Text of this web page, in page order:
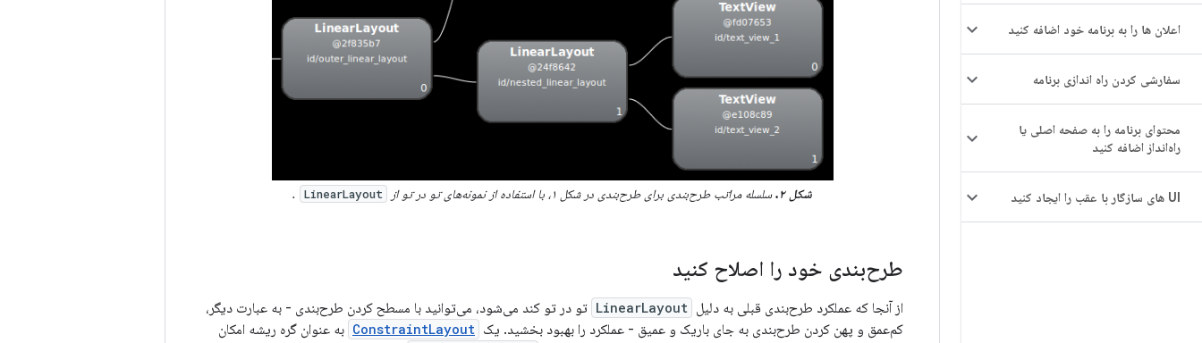
اعلان ها را به برنامه خود اضافه کنید
سفارشی کردن راه اندازی برنامه
محتوای برنامه را به صفحه اصلی یا
راه‌انداز اضافه کنید
UI های سازگار با عقب را ایجاد کنید شکل ۲. سلسله مراتب طرح‌بندی برای طرح‌بندی در شکل ۱، با استفاده از نمونه‌های تو در تو از LinearLayout
.
طرح‌بندی خود را اصلاح کنید
از آنجا که عملکرد طرح‌بندی قبلی به دلیل LinearLayout تو در تو کند می‌شود، می‌توانید با مسطح کردن طرح‌بندی - به عبارت دیگر،
کم‌عمق و پهن کردن طرح‌بندی به جای باریک و عمیق - عملکرد را بهبود بخشید. یک ConstraintLayout به عنوان گره ریشه امکان